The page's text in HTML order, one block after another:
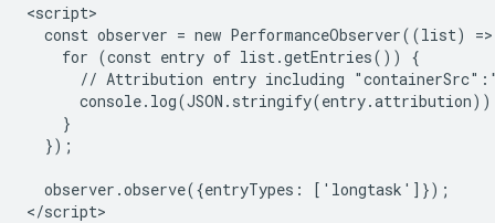
<script>
const observer = new PerformanceObserver((list)
    for (const entry of list.getEntries()) {
// Attribution entry including
    }
  });
  observer.observe({entryTypes: ['longtask']});
</script>